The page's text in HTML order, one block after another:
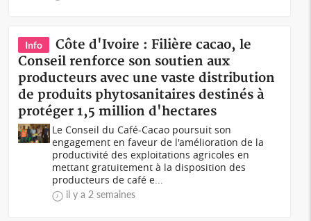
Info
Côte d'Ivoire : Filière cacao, le
Conseil renforce son soutien aux
producteurs avec une vaste distribution
de produits phytosanitaires destinés à
protéger 1,5 million d'hectares
Le Conseil du Café-Cacao poursuit son
engagement en faveur de l'amélioration de la
productivité des exploitations agricoles en
mettant gratuitement à la disposition des
producteurs de café e...
il y a 2 semaines